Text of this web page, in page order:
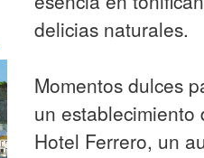
Momentos dulces
Hotel Ferrero, un
situado en